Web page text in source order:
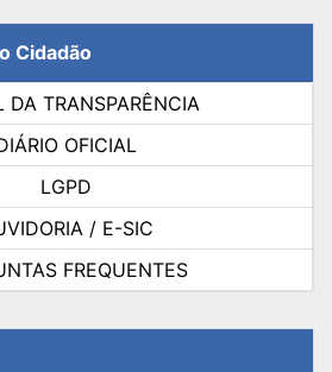
Cidadão
DA TRANSPARÊNCIA
OFICIAL
LGPD
/ E-SIC
FREQUENTES